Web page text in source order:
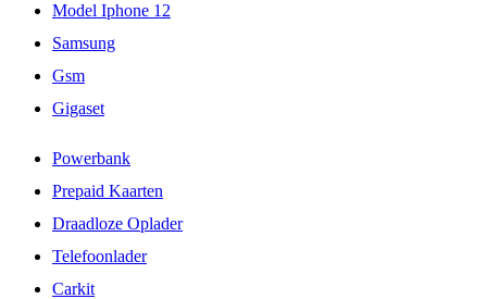
Model Iphone 12
Samsung
Gsm
Gigaset
Powerbank
Prepaid Kaarten
Draadloze Oplader
Telefoonlader
Carkit